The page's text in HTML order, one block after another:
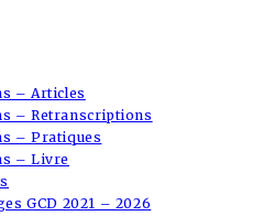
– Articles
– Retranscriptions
– Pratiques
– Livre
GCD 2021 – 2026